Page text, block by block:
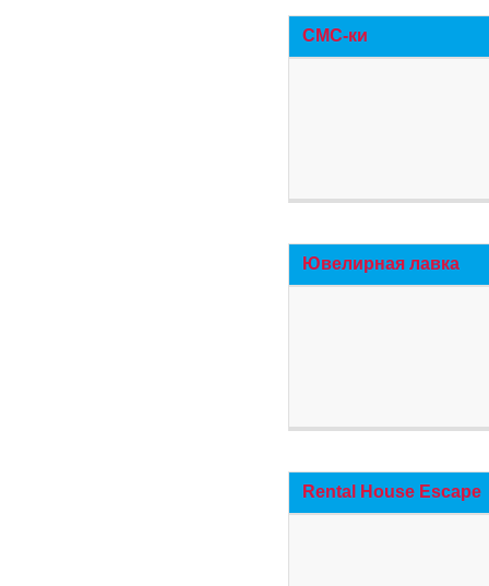
СМС-ки
Ювелирная лавка
Rental House Escape